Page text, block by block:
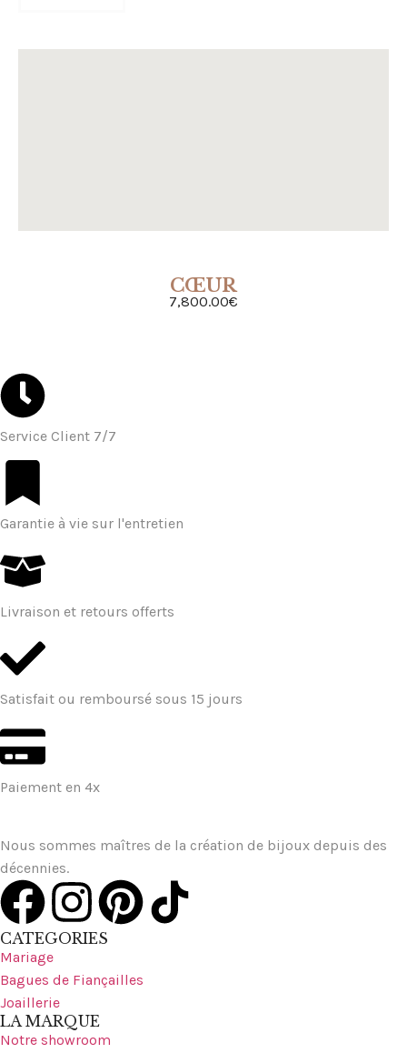
CŒUR
7,800.00€
ACHETER
Service Client 7/7
Garantie à vie sur l'entretien
Livraison et retours offerts
Satisfait ou remboursé sous 15 jours
Paiement en 4x
Nous sommes maîtres de la création de bijoux depuis des
décennies.
CATEGORIES
Mariage
Bagues de Fiançailles
Joaillerie
LA MARQUE
Notre showroom